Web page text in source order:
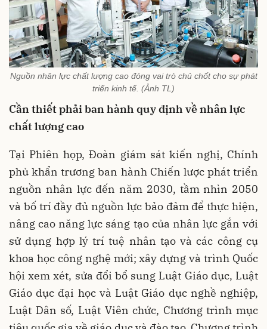
Nguồn nhân lực chất lượng cao đóng vai trò chủ chốt cho sự phát
triển kinh tế. (Ảnh TL)
Cần thiết phải ban hành quy định về nhân lực
chất lượng cao
Tại Phiên họp, Đoàn giám sát kiến nghị, Chính
phủ khẩn trương ban hành Chiến lược phát triển
nguồn nhân lực đến năm 2030, tầm nhìn 2050
và bố trí đầy đủ nguồn lực bảo đảm để thực hiện,
nâng cao năng lực sáng tạo của nhân lực gắn với
sử dụng hợp lý trí tuệ nhân tạo và các công cụ
khoa học công nghệ mới; xây dựng và trình Quốc
hội xem xét, sửa đổi bổ sung Luật Giáo dục, Luật
Giáo dục đại học và Luật Giáo dục nghề nghiệp,
Luật Dân số, Luật Viên chức, Chương trình mục